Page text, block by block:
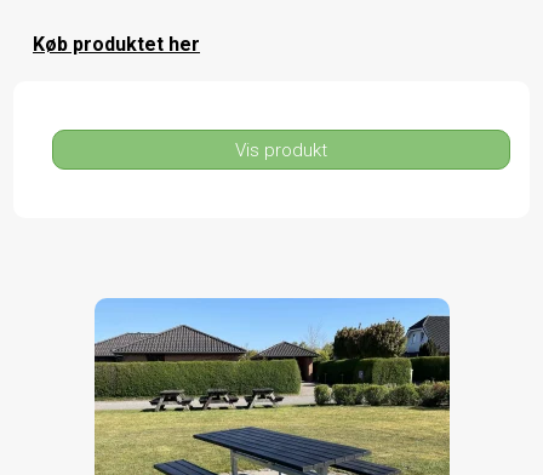
Køb produktet her
Vis produkt